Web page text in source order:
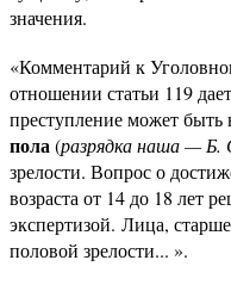
значения.
«Комментарий к
отношении статьи 119
преступление может быть
пола(разрядка наша — Б.
зрелости. Вопрос о
возраста от 14 до 18 лет
экспертизой. Лица,
половой зрелости... ».